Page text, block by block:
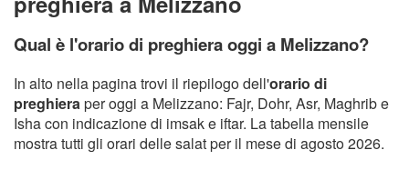
Qual è l'orario di preghiera oggi a Melizzano?
In alto nella pagina trovi il riepilogo dell'orario di
preghieraper oggi a Melizzano: Fajr, Dohr, Asr, Maghrib e
Isha con indicazione di imsak e iftar. La tabella mensile
mostra tutti gli orari delle salat per il mese di agosto 2026.